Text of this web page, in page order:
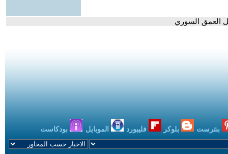
العمق السوري
بنترست بلوكر فليبورد الموبايل بودكاست